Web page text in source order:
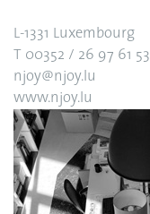
L-1331 Luxembourg
T 00352 / 26 97 61 53
njoy@njoy.lu
www.njoy.lu